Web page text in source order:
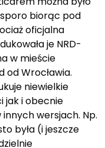
biorąc pod
oficjalna
je NRD-
w mieście
od Wrocławia.
niewielkie
jak i obecnie
wersjach. Np.
była (i jeszcze